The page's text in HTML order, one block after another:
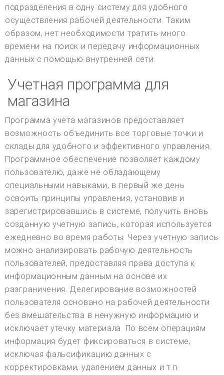
подразделения в одну систему для удобного
осуществления рабочей деятельности. Таким
образом, нет необходимости тратить много
времени на поиск и передачу информационных
данных с помощью внутренней сети.
Учетная программа для
магазина
Программа учета магазинов предоставляет
возможность объединить все торговые точки и
склады для удобного и эффективного управления.
Программное обеспечение позволяет каждому
пользователю, даже не обладающему
специальными навыками, в первый же день
освоить принципы управления, установив и
зарегистрировавшись в системе, получить вновь
созданную учетную запись, которая используется
ежедневно во время работы. Через учетную запись
можно анализировать рабочую деятельность
пользователей, предоставляя права доступа к
информационным данным на основе их
разграничения. Делегирование возможностей
пользователя основано на рабочей деятельности
без вмешательства в ненужную информацию и
исключает утечку материала. По всем операциям
информация будет фиксироваться в системе,
исключая фальсификацию данных с
корректировками, удалением данных и т.п.